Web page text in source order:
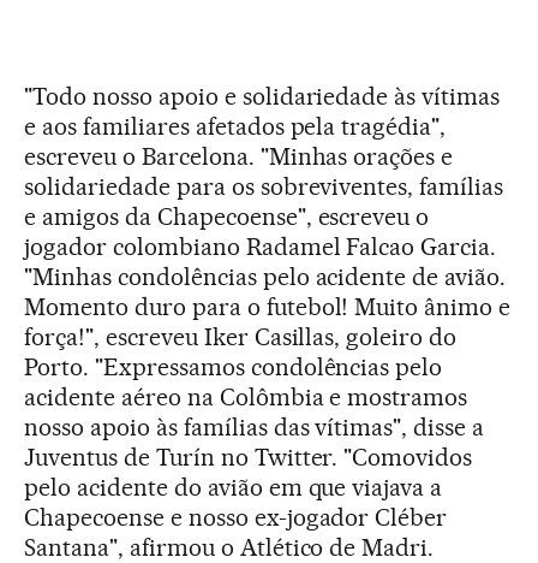
"Todo nosso apoio e solidariedade às vítimas
e aos familiares afetados pela tragédia",
escreveu o Barcelona. "Minhas orações e
solidariedade para os sobreviventes, famílias
e amigos da Chapecoense", escreveu o
jogador colombiano Radamel Falcao Garcia.
"Minhas condolências pelo acidente de avião.
Momento duro para o futebol! Muito ânimo e
força!", escreveu Iker Casillas, goleiro do
Porto. "Expressamos condolências pelo
acidente aéreo na Colômbia e mostramos
nosso apoio às famílias das vítimas", disse a
Juventus de Turín no Twitter. "Comovidos
pelo acidente do avião em que viajava a
Chapecoense e nosso ex-jogador Cléber
Santana", afirmou o Atlético de Madri.